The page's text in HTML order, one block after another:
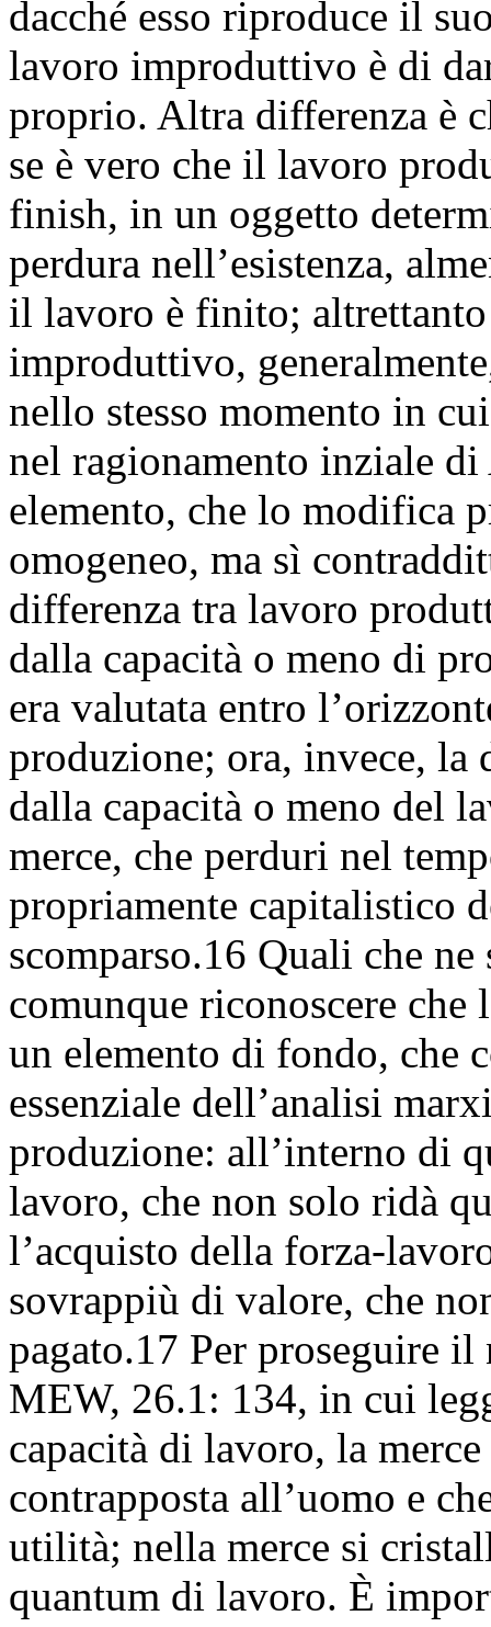
dacché esso riproduce il
lavoro improduttivo è di
proprio. Altra differenza è
se è vero che il lavoro
finish, in un oggetto
perdura nell’esistenza,
il lavoro è finito;
improduttivo,
nello stesso momento in
nel ragionamento inziale
elemento, che lo modifica
omogeneo, ma sì
differenza tra lavoro
dalla capacità o meno di
era valutata entro
produzione; ora, invece, la
dalla capacità o meno del
merce, che perduri nel
propriamente capitalistico
scomparso.16 Quali che
comunque riconoscere
un elemento di fondo, che
essenziale dell’analisi
produzione: all’interno di
lavoro, che non solo ridà
l’acquisto della forza-
sovrappiù di valore, che
pagato.17 Per proseguire
MEW, 26.1: 134, in cui
capacità di lavoro, la
contrapposta all’uomo e
utilità; nella merce si
quantum di lavoro. È